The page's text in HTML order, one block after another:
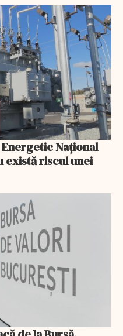
Național
există riscul unei